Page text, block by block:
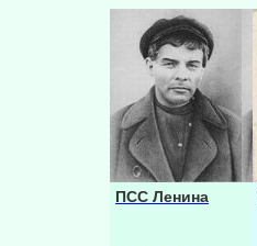
ПСС Ленина